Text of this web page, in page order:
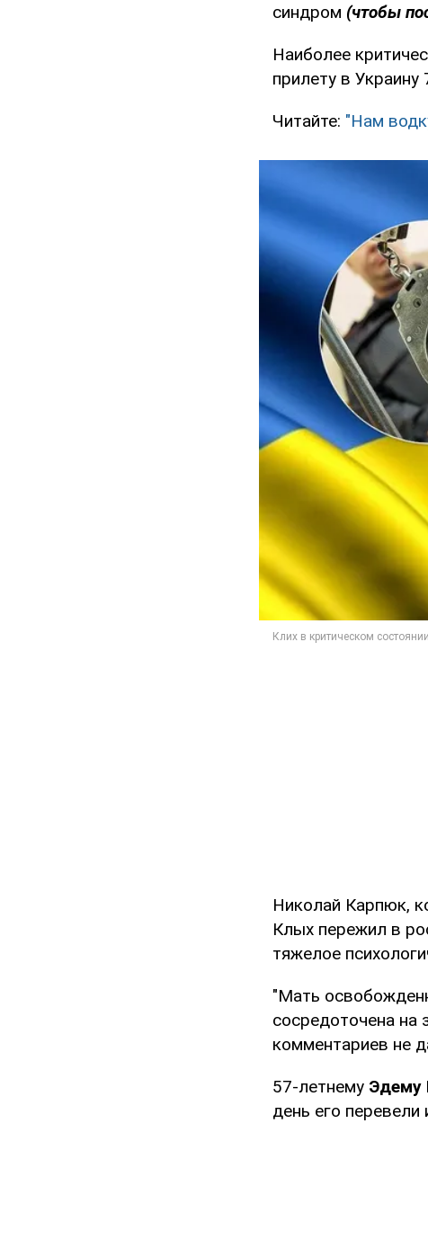
синдром (чтобы
Наиболее
прилету в
Читайте: "Нам
Николай Карпюк,
Клых пережил в
тяжелое
"Мать
сосредоточена на
комментариев не
57-летнему Эдему
день его перевели